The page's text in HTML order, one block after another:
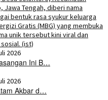
2026
Ini B…
2026
Akbar d…